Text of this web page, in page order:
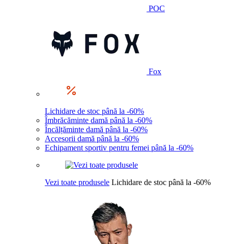
POC
Fox
Lichidare de stoc până la -60%
Îmbrăcăminte damă până la -60%
Încălțăminte damă până la -60%
Accesorii damă până la -60%
Echipament sportiv pentru femei până la -60%
Vezi toate produsele Lichidare de stoc până la -60%